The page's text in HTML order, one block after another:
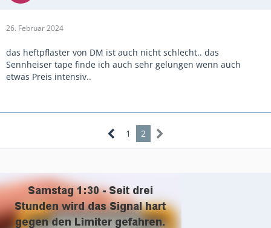
26. Februar 2024
das heftpflaster von DM ist auch nicht schlecht.. das
Sennheiser tape finde ich auch sehr gelungen wenn auch
etwas Preis intensiv..
1 2